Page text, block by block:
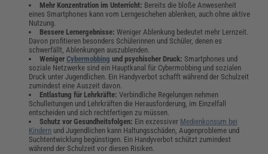
Mehr Konzentration im Unterricht: Bereits die bloße Anwesenheit
eines Smartphones kann vom Lerngeschehen ablenken, auch ohne aktive
Nutzung.
Bessere Lernergebnisse: Weniger Ablenkung bedeutet mehr Lernzeit.
Davon profitieren besonders Schülerinnen und Schüler, denen es
schwerfällt, Ablenkungen auszublenden.
Weniger Cybermobbing und psychischer Druck: Smartphones und
soziale Netzwerke sind ein Hauptkanal für Cybermobbing und sozialen
Druck unter Jugendlichen. Ein Handyverbot schafft während der Schulzeit
zumindest eine Auszeit davon.
Entlastung für Lehrkräfte: Verbindliche Regelungen nehmen
Schulleitungen und Lehrkräften die Herausforderung, im Einzelfall
entscheiden und sich rechtfertigen zu müssen.
Schutz vor Gesundheitsfolgen: Ein exzessiver Medienkonsum bei
Kindern und Jugendlichen kann Haltungsschäden, Augenprobleme und
Suchtentwicklung begünstigen. Ein Handyverbot schützt zumindest
während der Schulzeit vor diesen Risiken.